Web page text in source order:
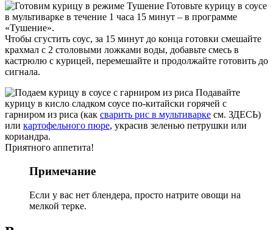
Готовьте курицу в соусе
в мультиварке в течение 1 часа 15 минут – в программе
«Тушение».
Чтобы сгустить соус, за 15 минут до конца готовки смешайте
крахмал с 2 столовыми ложками воды, добавьте смесь в
кастрюлю с курицей, перемешайте и продолжайте готовить до
сигнала.
Подавайте
курицу в кисло сладком соусе по-китайски горячей с
гарниром из риса (как сварить рис в мультиварке см. ЗДЕСЬ)
или картофельного пюре, украсив зеленью петрушки или
кориандра.
Приятного аппетита!
Примечание
Если у вас нет блендера, просто натрите овощи на
мелкой терке.